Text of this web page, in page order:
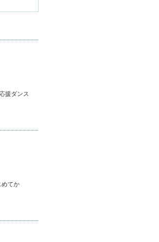
援ダンス
めてか